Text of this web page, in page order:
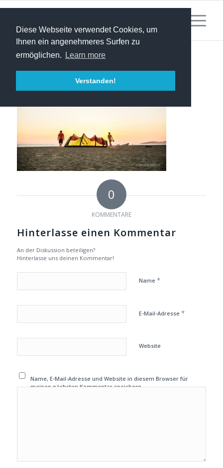
Diese Webseite verwendet Cookies, um
Ihnen ein angenehmeres Surfen zu
ermöglichen.
Learn more
Verstanden!
0
KOMMENTARE
Hinterlasse einen Kommentar
An der Diskussion beteiligen?
Hinterlasse uns deinen Kommentar!
Name *
E-Mail-Adresse *
Website
Name, E-Mail-Adresse und Website in diesem Browser für
meinen nächsten Kommentar speichern.